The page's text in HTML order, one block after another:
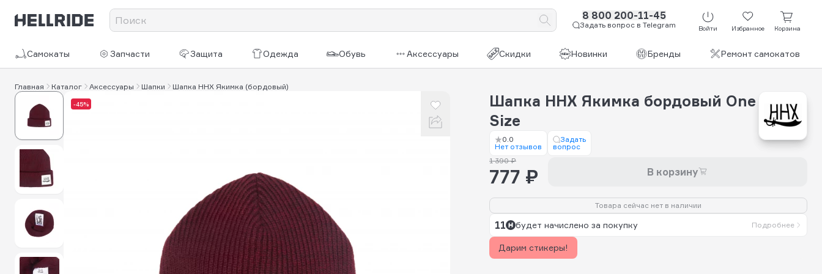
8 800 200-11-45
Задать вопрос в Telegram Войти Избранное Корзина
Самокаты Запчасти Защита Одежда Обувь Аксессуары Скидки Новинки Бренды Ремонт самокатов
Главная Каталог Аксессуары Шапки Шапка HHX Якимка (бордовый)
-45%
Шапка HHX Якимка бордовый One
Size
0.0
Нет отзывов
Задать
вопрос
1 390 ₽
777 ₽ В корзину
Товара сейчас нет в наличии
11 будет начислено за покупку Подробнее
Дарим стикеры!